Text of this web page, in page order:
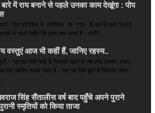
में राय बनाने से पहले उनका काम देखूंगा : पोप
पोप फ्रांसिस ने अमेरिका के ट्रंप के बारे में कहा कि वह
से पहले देखेंगे कि ट्रंप क्या करते हैं। स्पेनि...
वस्तुएं आज भी कहीं हैं, जानिए रहस्य..
: यह एक ऐसी जड़ी है जिसको खाने से जब तक उसका असर
तक व्यक्ति गायब रहता है। यह एक ऐसी बूटी है जिसका सेवन
सिंह सैंतालीस वर्ष बाद पहुँचे अपने पुराने
स्मृतियों को किया ताजा